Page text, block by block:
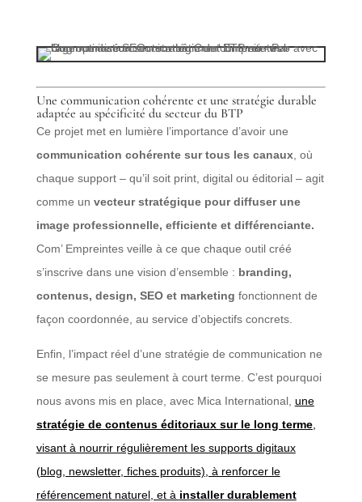
Une communication cohérente et une stratégie durable
adaptée au spécificité du secteur du BTP
Ce projet met en lumière l’importance d’avoir une
communication cohérente sur tous les canaux, où
chaque support – qu’il soit print, digital ou éditorial – agit
comme un vecteur stratégique pour diffuser une
image professionnelle, efficiente et différenciante.
Com’ Empreintes veille à ce que chaque outil créé
s’inscrive dans une vision d’ensemble : branding,
contenus, design, SEO et marketing fonctionnent de
façon coordonnée, au service d’objectifs concrets.
Enfin, l’impact réel d’une stratégie de communication ne
se mesure pas seulement à court terme. C’est pourquoi
nous avons mis en place, avec Mica International, une
stratégie de contenus éditoriaux sur le long terme,
visant à nourrir régulièrement les supports digitaux
(blog, newsletter, fiches produits), à renforcer le
référencement naturel, et à installer durablement